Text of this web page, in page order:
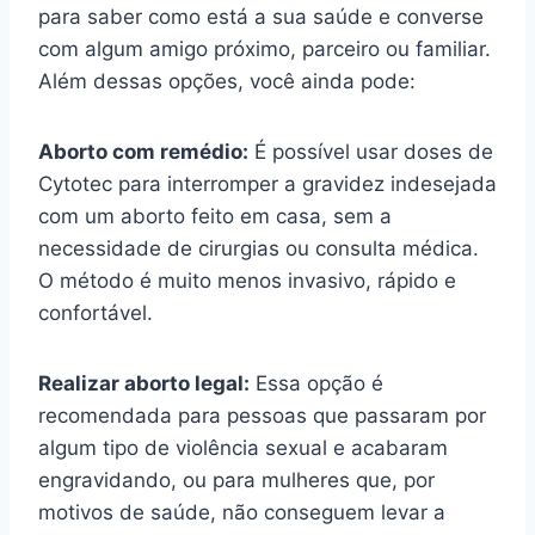
para saber como está a sua saúde e converse
com algum amigo próximo, parceiro ou familiar.
Além dessas opções, você ainda pode:
Aborto com remédio: É possível usar doses de
Cytotec para interromper a gravidez indesejada
com um aborto feito em casa, sem a
necessidade de cirurgias ou consulta médica.
O método é muito menos invasivo, rápido e
confortável.
Realizar aborto legal: Essa opção é
recomendada para pessoas que passaram por
algum tipo de violência sexual e acabaram
engravidando, ou para mulheres que, por
motivos de saúde, não conseguem levar a